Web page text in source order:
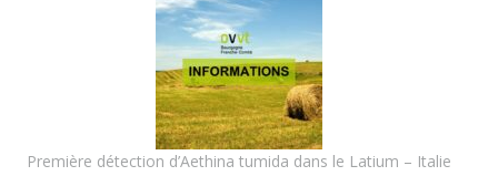
Première détection d’Aethina tumida dans le Latium – Italie